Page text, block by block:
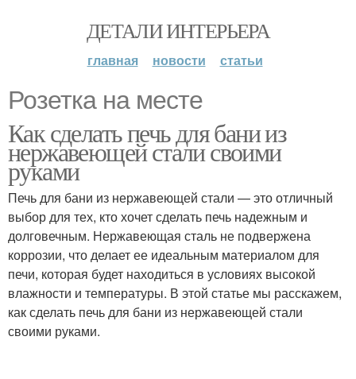
ДЕТАЛИ ИНТЕРЬЕРА
главная новости статьи
Розетка на месте
Как сделать печь для бани из
нержавеющей стали своими
руками
Печь для бани из нержавеющей стали — это отличный
выбор для тех, кто хочет сделать печь надежным и
долговечным. Нержавеющая сталь не подвержена
коррозии, что делает ее идеальным материалом для
печи, которая будет находиться в условиях высокой
влажности и температуры. В этой статье мы расскажем,
как сделать печь для бани из нержавеющей стали
своими руками.